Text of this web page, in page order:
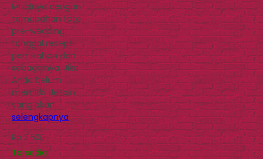
Misalnya dengan
tamabahan foto
pre-wedding,
tanggal resepsi
pernikahan dan
sebagainya. Jika
Anda belum
memiliki desain
yang akan…
selengkapnya
Rp 3.500
Tersedia